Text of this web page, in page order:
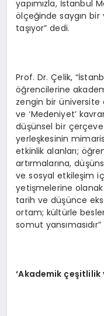
yapımızla, İstanbul
ölçeğinde saygın
taşıyor” dedi.
Prof. Dr. Çelik,
öğrencilerine
zengin bir
ve ‘Medeniyet’
düşünsel bir
yerleşkesinin
etkinlik alanları;
artırmalarına,
ve sosyal etkileşim
yetişmelerine
tarih ve düşünce
ortam; kültürle
somut
‘Akademik çeşitlilik